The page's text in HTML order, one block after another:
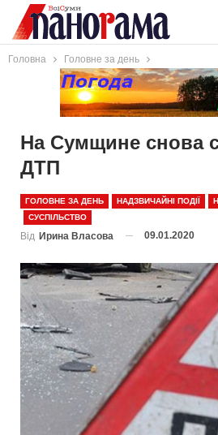
Головна Головне за день
На Сумщине снова
ДТП
ГОЛОВНЕ ЗА ДЕНЬ НАДЗВИЧАЙНІ ПОДІЇ
СУСПІЛЬСТВО
Від Ирина Власова 09.01.2020